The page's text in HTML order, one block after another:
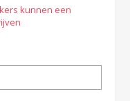
kunnen een